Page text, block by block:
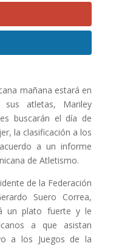
mañana estará en
atletas, Mariley
buscarán el día de
la clasificación a los
a un informe
de Atletismo.
de la Federación
Suero Correa,
un plato fuerte y le
a que asistan
a los Juegos de la